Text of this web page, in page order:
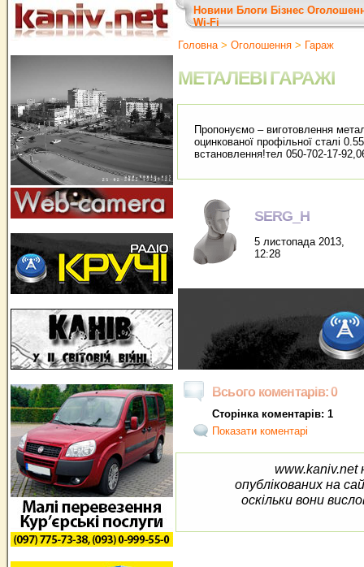
Новини Блоги Бізнес
Wi-Fi
Головна> Оголошення > Гараж
МЕТАЛЕВІ ГАРАЖІ
Пропонуємо – виготовлення
оцинкованої профільної сталі
встановлення!тел 050-702-17-
SERG_H
5 листопада 2013,
12:28
Всього коментарів: 0
Сторінка коментарів: 1
Показати коментарі
www.kaniv.net
опублікованих на
оскільки вони